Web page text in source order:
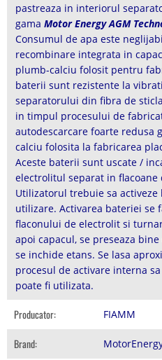
pastreaza in interiorul
gama Motor Energy AGM
Consumul de apa este
recombinare integrata in
plumb-calciu folosit pentru
baterii sunt rezistente la
separatorului din fibra de
in timpul procesului de
autodescarcare foarte redusa
calciu folosita la fabricarea
Aceste baterii sunt uscate /
electrolitul separat in flacoane
Utilizatorul trebuie sa
utilizare. Activarea bateriei se
flaconului de electrolit si
apoi capacul, se preseaza
se inchide etans. Se lasa
procesul de activare interna
poate fi utilizata.
Producator: FIAMM
Brand: